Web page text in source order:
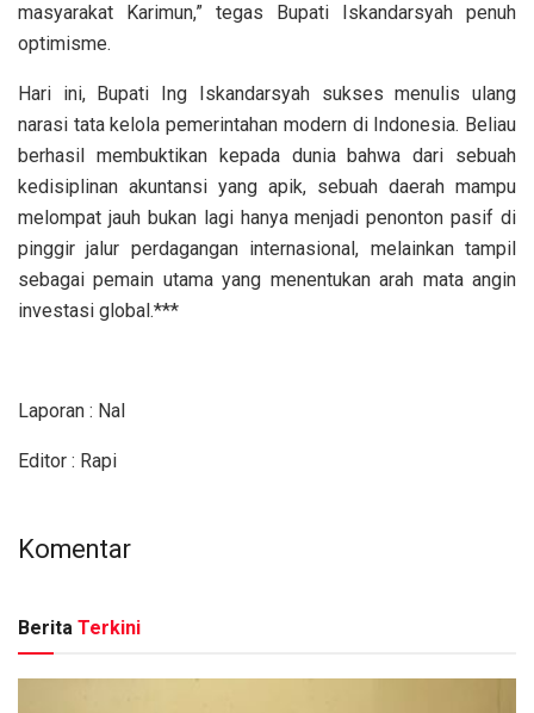
masyarakat Karimun,” tegas Bupati Iskandarsyah penuh
optimisme.
Hari ini, Bupati Ing Iskandarsyah sukses menulis ulang
narasi tata kelola pemerintahan modern di Indonesia. Beliau
berhasil membuktikan kepada dunia bahwa dari sebuah
kedisiplinan akuntansi yang apik, sebuah daerah mampu
melompat jauh bukan lagi hanya menjadi penonton pasif di
pinggir jalur perdagangan internasional, melainkan tampil
sebagai pemain utama yang menentukan arah mata angin
investasi global.***
Laporan : Nal
Editor : Rapi
Komentar
Berita Terkini